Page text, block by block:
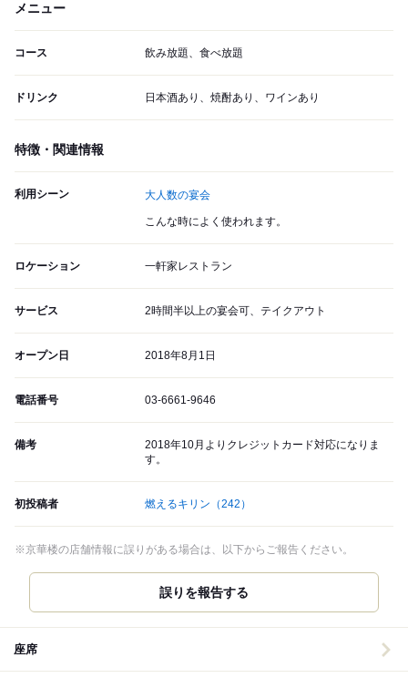
メニュー
コース 飲み放題、食べ放題
ドリンク 日本酒あり、焼酎あり、ワインあり
特徴・関連情報
利用シーン 大人数の宴会
こんな時によく使われます。
ロケーション 一軒家レストラン
サービス 2時間半以上の宴会可、テイクアウト
オープン日 2018年8月1日
電話番号 03-6661-9646
備考
2018年10月よりクレジットカード対応になりま
す。
初投稿者 燃えるキリン （242）
※京華楼の店舗情報に誤りがある場合は、以下からご報告ください。
誤りを報告する
座席